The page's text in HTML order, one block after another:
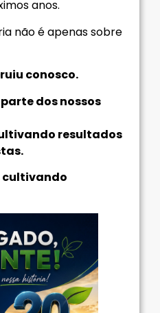
anos.
não é apenas sobre
conosco.
dos nossos
resultados
cultivando